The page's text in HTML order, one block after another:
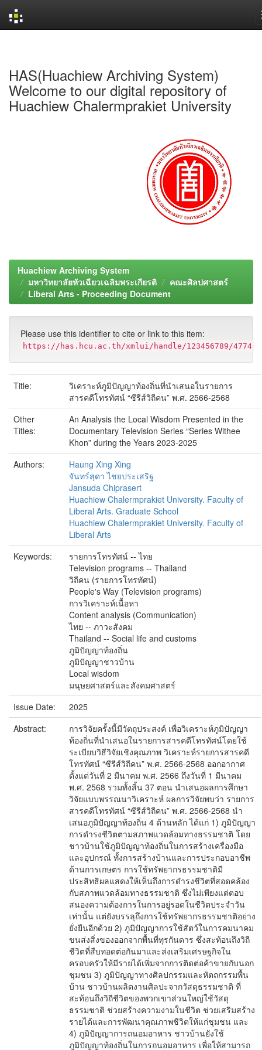
HAS(Huachiew Archiving System)
Welcome to our digital repository of
Huachiew Chalermprakiet University
Huachiew Archiving System
มหาวิทยาลัยหัวเฉียวเฉลิมพระเกียรติ
คณะศิลปศาสตร์
Liberal Arts - Proceeding Document
Please use this identifier to cite or link to this item:
https://has.hcu.ac.th/xmlui/handle/123456789/4774
Title:
วิเคราะห์ภูมิปัญญาท้องถิ่นที่นำเสนอในรายการ
สารคดีโทรทัศน์ “ซีรีส์วิถีคน” พ.ศ. 2566-2568
Other
Titles:
An Analysis the Local Wisdom Presented in the
Documentary Television Series “Series Withee
Khon” during the Years 2023-2025
Authors:
Haung Xing Xing
จันทร์สุดา ไชยประเสริฐ
Jansuda Chiprasert
Huachiew Chalermprakiet University. Faculty of
Liberal Arts. Graduate School
Huachiew Chalermprakiet University. Faculty of
Liberal Arts
Keywords:
รายการโทรทัศน์ -- ไทย
Television programs -- Thailand
วิถีคน (รายการโทรทัศน์)
People's Way (Television programs)
การวิเคราะห์เนื้อหา
Content analysis (Communication)
ไทย -- ภาวะสังคม
Thailand -- Social life and customs
ภูมิปัญญาท้องถิ่น
ภูมิปัญญาชาวบ้าน
Local wisdom
มนุษยศาสตร์และสังคมศาสตร์
Issue Date:
2025
Abstract:
การวิจัยครั้งนี้มีวัตถุประสงค์ เพื่อวิเคราะห์ภูมิปัญญา
ท้องถิ่นที่นำเสนอในรายการสารคดีโทรทัศน์โดยใช้
ระเบียบวิธีวิจัยเชิงคุณภาพ วิเคราะห์รายการสารคดี
โทรทัศน์ “ซีรีส์วิถีคน” พ.ศ. 2566-2568 ออกอากาศ
ตั้งแต่วันที่ 2 มีนาคม พ.ศ. 2566 ถึงวันที่ 1 มีนาคม
พ.ศ. 2568 รวมทั้งสิ้น 37 ตอน นำเสนอผลการศึกษา
วิจัยแบบพรรณนาวิเคราะห์ ผลการวิจัยพบว่า รายการ
สารคดีโทรทัศน์ “ซีรีส์วิถีคน” พ.ศ. 2566-2568 นำ
เสนอภูมิปัญญาท้องถิ่น 4 ด้านหลัก ได้แก่ 1) ภูมิปัญญา
การดำรงชีวิตตามสภาพแวดล้อมทางธรรมชาติ โดย
ชาวบ้านใช้ภูมิปัญญาท้องถิ่นในการสร้างเครื่องมือ
และอุปกรณ์ ทั้งการสร้างบ้านและการประกอบอาชีพ
ด้านการเกษตร การใช้ทรัพยากรธรรมชาติมี
ประสิทธิผลแสดงให้เห็นถึงการดำรงชีวิตที่สอดคล้อง
กับสภาพแวดล้อมทางธรรมชาติ ซึ่งไม่เพียงแต่ตอบ
สนองความต้องการในการอยู่รอดในชีวิตประจำวัน
เท่านั้น แต่ยังบรรลุถึงการใช้ทรัพยากรธรรมชาติอย่าง
ยั่งยืนอีกด้วย 2) ภูมิปัญญาการใช้สัตว์ในการคมนาคม
ขนส่งสิ่งของออกจากพื้นที่ทุรกันดาร ซึ่งสะท้อนถึงวิถี
ชีวิตที่สืบทอดต่อกันมาและส่งเสริมเศรษฐกิจใน
ครอบครัวให้มีรายได้เพิ่มจากการติดต่อค้าขายกับนอก
ชุมชน 3) ภูมิปัญญาทางศิลปกรรมและหัตถกรรมพื้น
บ้าน ชาวบ้านผลิตงานศิลปะจากวัสดุธรรมชาติ ที่
สะท้อนถึงวิถีชีวิตของพวกเขาส่วนใหญ่ใช้วัสดุ
ธรรมชาติ ช่วยสร้างความงามในชีวิต ช่วยเสริมสร้าง
รายได้และการพัฒนาคุณภาพชีวิตให้แก่ชุมชน และ
4) ภูมิปัญญาการถนอมอาหาร ชาวบ้านยังใช้
ภูมิปัญญาท้องถิ่นในการถนอมอาหาร เพื่อให้สามารถ